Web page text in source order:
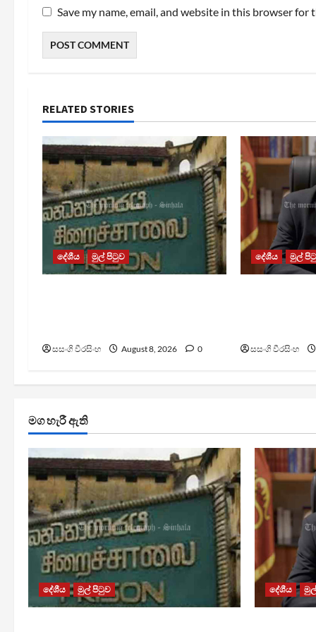
Save my name, email, and website in this browser for
RELATED STORIES
දේශීය මුල් පිටුව
සසංගි වීරසිංහ August 8, 2026 0
දේශීය මුල්
සසංගි වීරසිංහ
මග හැරී ඇති
දේශීය මුල් පිටුව දේශීය